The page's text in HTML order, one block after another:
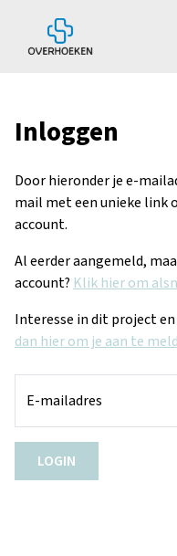
Inloggen
Door hieronder je e-
mail met een unieke link
account.
Al eerder aangemeld,
account? Klik hier om
Interesse in dit project
dan hier om je aan te
E-mailadres